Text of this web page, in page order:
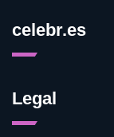
celebr.es
Legal